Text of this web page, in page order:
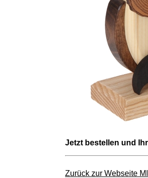
Jetzt bestellen und
Zurück zur Webseite